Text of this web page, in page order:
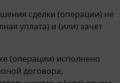
сделки (операции) не
уплата) и (или) зачет
(операции) исполнено
договора,